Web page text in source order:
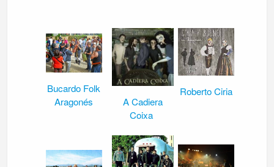
Bucardo Folk
Aragonés
A Cadiera
Coixa
Roberto Ciria